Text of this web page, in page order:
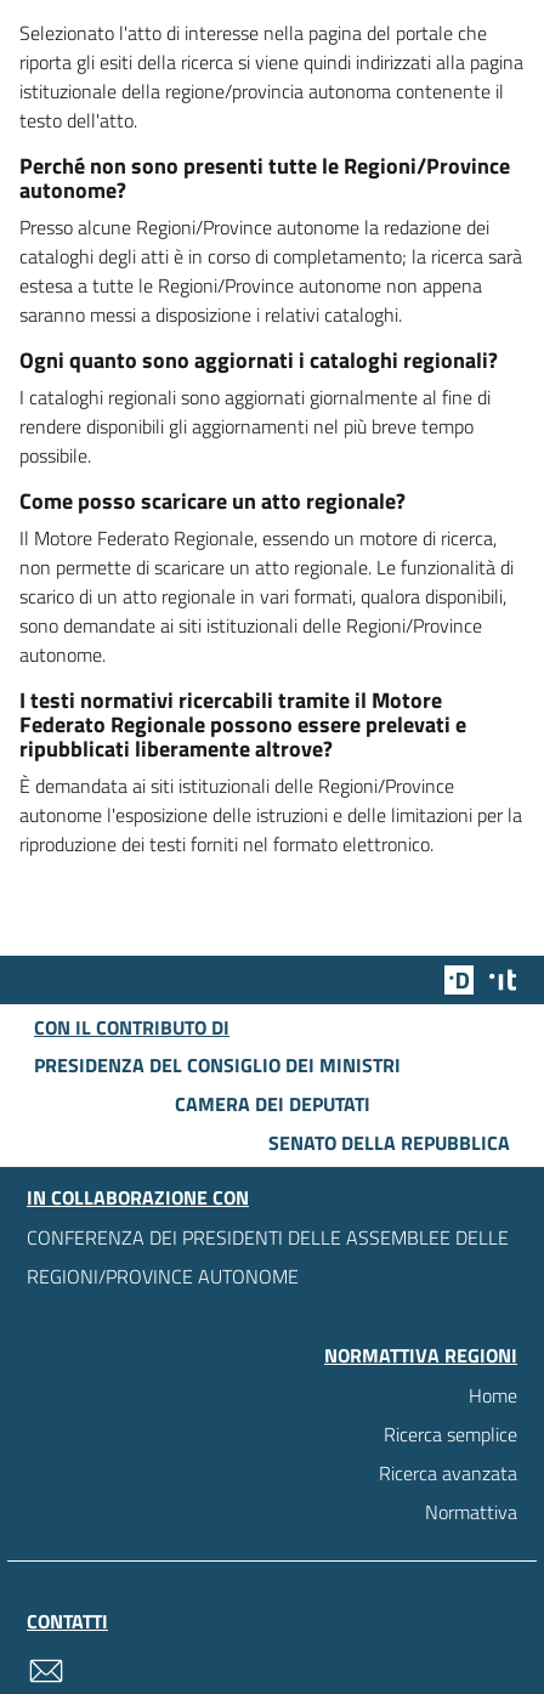
Selezionato l'atto di interesse nella pagina del portale che
riporta gli esiti della ricerca si viene quindi indirizzati alla pagina
istituzionale della regione/provincia autonoma contenente il
testo dell'atto.
Perché non sono presenti tutte le Regioni/Province
autonome?
Presso alcune Regioni/Province autonome la redazione dei
cataloghi degli atti è in corso di completamento; la ricerca sarà
estesa a tutte le Regioni/Province autonome non appena
saranno messi a disposizione i relativi cataloghi.
Ogni quanto sono aggiornati i cataloghi regionali?
I cataloghi regionali sono aggiornati giornalmente al fine di
rendere disponibili gli aggiornamenti nel più breve tempo
possibile.
Come posso scaricare un atto regionale?
Il Motore Federato Regionale, essendo un motore di ricerca,
non permette di scaricare un atto regionale. Le funzionalità di
scarico di un atto regionale in vari formati, qualora disponibili,
sono demandate ai siti istituzionali delle Regioni/Province
autonome.
I testi normativi ricercabili tramite il Motore
Federato Regionale possono essere prelevati e
ripubblicati liberamente altrove?
È demandata ai siti istituzionali delle Regioni/Province
autonome l'esposizione delle istruzioni e delle limitazioni per la
riproduzione dei testi forniti nel formato elettronico.
Team
CON IL CONTRIBUTO DI
PRESIDENZA DEL CONSIGLIO DEI MINISTRI
CAMERA DEI DEPUTATI
SENATO DELLA REPUBBLICA
IN COLLABORAZIONE CON
CONFERENZA DEI PRESIDENTI DELLE ASSEMBLEE DELLE
REGIONI/PROVINCE AUTONOME
NORMATTIVA REGIONI
Home
Ricerca semplice
Ricerca avanzata
Normattiva
CONTATTI